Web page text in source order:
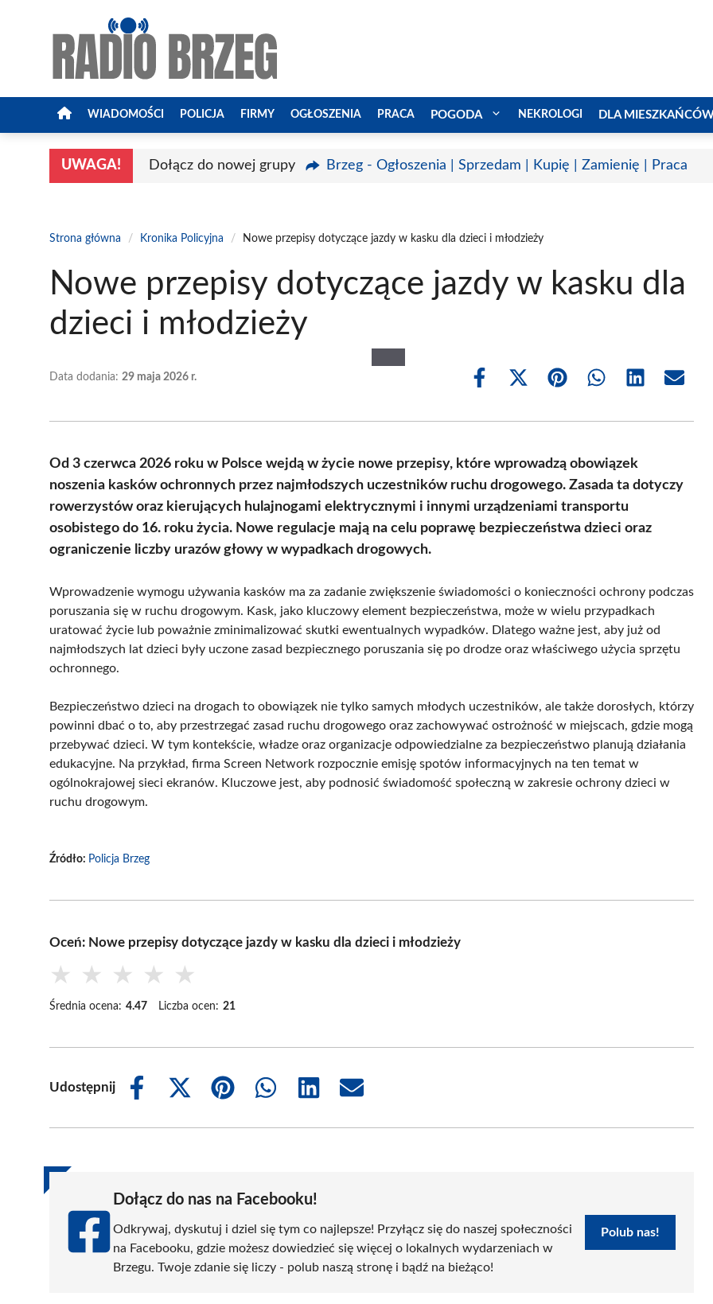
WIADOMOŚCI POLICJA FIRMY OGŁOSZENIA PRACA POGODA NEKROLOGI DLA
UWAGA! Dołącz do nowej grupy Brzeg - Ogłoszenia | Sprzedam | Kupię | Zamienię | Praca
Strona główna / Kronika Policyjna / Nowe przepisy dotyczące jazdy w kasku dla dzieci i młodzieży
Nowe przepisy dotyczące jazdy w kasku dla
dzieci i młodzieży
Data dodania: 29 maja 2026 r.
Share
Share
(Twitter)
Share Share Share Share
Od 3 czerwca 2026 roku w Polsce wejdą w życie nowe przepisy, które wprowadzą obowiązek
noszenia kasków ochronnych przez najmłodszych uczestników ruchu drogowego. Zasada ta dotyczy
rowerzystów oraz kierujących hulajnogami elektrycznymi i innymi urządzeniami transportu
osobistego do 16. roku życia. Nowe regulacje mają na celu poprawę bezpieczeństwa dzieci oraz
ograniczenie liczby urazów głowy w wypadkach drogowych.
Wprowadzenie wymogu używania kasków ma za zadanie zwiększenie świadomości o konieczności ochrony podczas
poruszania się w ruchu drogowym. Kask, jako kluczowy element bezpieczeństwa, może w wielu przypadkach
uratować życie lub poważnie zminimalizować skutki ewentualnych wypadków. Dlatego ważne jest, aby już od
najmłodszych lat dzieci były uczone zasad bezpiecznego poruszania się po drodze oraz właściwego użycia sprzętu
ochronnego.
Bezpieczeństwo dzieci na drogach to obowiązek nie tylko samych młodych uczestników, ale także dorosłych, którzy
powinni dbać o to, aby przestrzegać zasad ruchu drogowego oraz zachowywać ostrożność w miejscach, gdzie mogą
przebywać dzieci. W tym kontekście, władze oraz organizacje odpowiedzialne za bezpieczeństwo planują działania
edukacyjne. Na przykład, firma Screen Network rozpocznie emisję spotów informacyjnych na ten temat w
ogólnokrajowej sieci ekranów. Kluczowe jest, aby podnosić świadomość społeczną w zakresie ochrony dzieci w
ruchu drogowym.
Źródło: Policja Brzeg
Oceń: Nowe przepisy dotyczące jazdy w kasku dla dzieci i młodzieży
★ ★ ★ ★ ★
Średnia ocena: 4.47 Liczba ocen: 21
Udostępnij
Share
Share
(Twitter)
Share
Share
Share
Share
Dołącz do nas na Facebooku!
Odkrywaj, dyskutuj i dziel się tym co najlepsze! Przyłącz się do naszej społeczności
na Facebooku, gdzie możesz dowiedzieć się więcej o lokalnych wydarzeniach w
Brzegu. Twoje zdanie się liczy - polub naszą stronę i bądź na bieżąco!
Polub nas!